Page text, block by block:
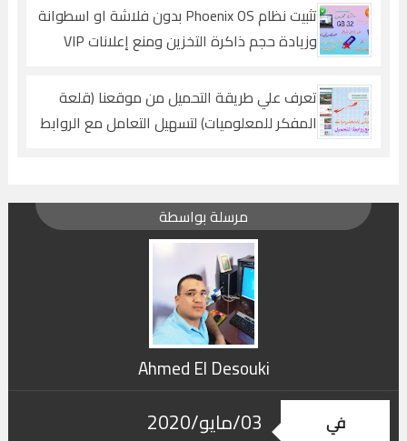
تثبيت نظام Phoenix OS بدون فلاشة او اسطوانة
وزيادة حجم ذاكرة التخزين ومنع إعلانات VIP
المزعجة
تعرف علي طريقة التحميل من موقعنا (قلعة
المفكر للمعلوميات) لتسهيل التعامل مع الروابط
بدون إزعاج
مرسلة بواسطة
Ahmed El Desouki
في 03/مايو/2020